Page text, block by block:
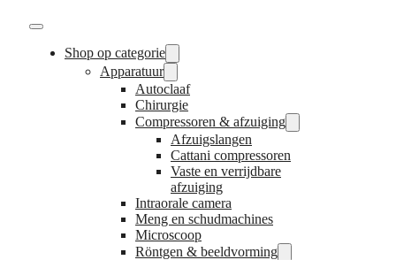
Shop op categorie
Apparatuur
Autoclaaf
Chirurgie
Compressoren & afzuiging
Afzuigslangen
Cattani compressoren
Vaste en verrijdbare
afzuiging
Intraorale camera
Meng en schudmachines
Microscoop
Röntgen & beeldvorming